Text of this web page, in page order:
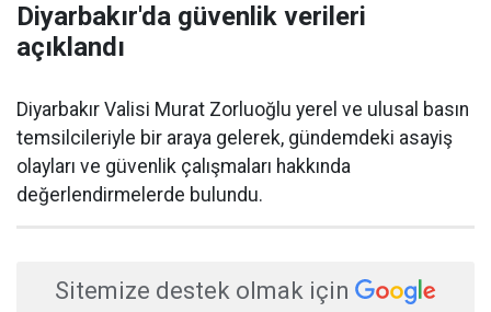
Diyarbakır'da güvenlik verileri
açıklandı
Diyarbakır Valisi Murat Zorluoğlu yerel ve ulusal basın
temsilcileriyle bir araya gelerek, gündemdeki asayiş
olayları ve güvenlik çalışmaları hakkında
değerlendirmelerde bulundu.
Sitemize destek olmak için